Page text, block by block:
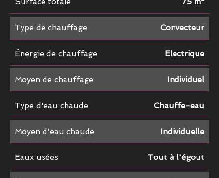
Type de chauffage Convecteur
Énergie de chauffage Electrique
Moyen de chauffage Individuel
Type d'eau chaude Chauffe-eau
Moyen d'eau chaude Individuelle
Eaux usées Tout à l'égout